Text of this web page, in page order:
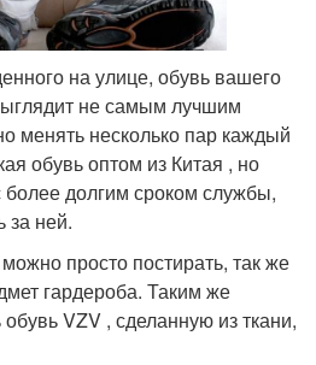
на улице, обувь вашего
не самым лучшим
менять несколько пар каждый
обувь оптом из Китая , но
более долгим сроком службы,
за ней.
просто постирать, так же
гардероба. Таким же
VZV , сделанную из ткани,